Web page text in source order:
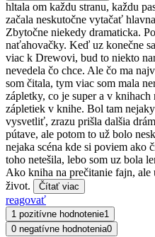
hltala om každu stranu, každu
začala neskutočne vytačať
Zbytočne niekedy dramaticka.
naťahovačky. Keď uz konečne
viac k Drewovi, bud to niekto
nevedela čo chce. Ale čo ma
som čitala, tym viac som mala
zápletky, co je super a v
zápletiek v knihe. Bol tam
vysvetliť, zrazu prišla dalšia
pútave, ale potom to už bolo
nejaka scéna kde si poviem ako
toho netešila, lebo som uz bola
Ako kniha na prečitanie fajn,
život.
Čítať viac
reagovať
1 pozitívne hodnotenie1
0 negatívne hodnotenia0